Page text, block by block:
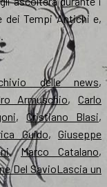
Tempi Antichi e,
delle news,
Armuschio,Carlo
, Cristiano Blasi,
Guido,Giuseppe
,Marco Catalano,
Del SavioLascia un